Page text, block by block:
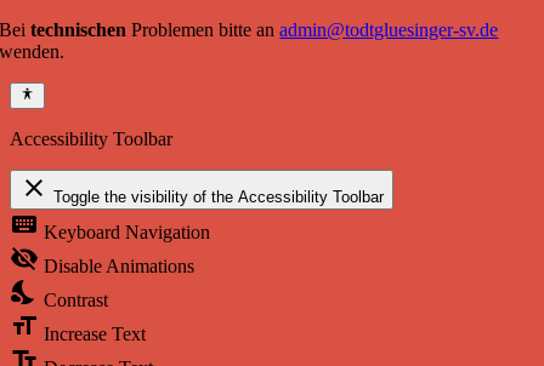
Beitechnischen Problemen bitte anadmin@todtgluesinger-sv.de
wenden.
Accessibility Toolbar
close Toggle the visibility of the Accessibility Toolbar
keyboard Keyboard Navigation
visibility_off Disable Animations
nights_stay Contrast
format_size Increase Text